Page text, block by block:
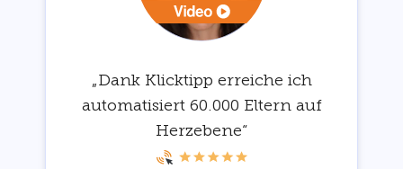
„Dank Klicktipp erreiche ich
automatisiert 60.000 Eltern auf
Herzebene“